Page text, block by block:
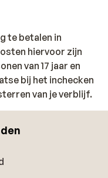
te betalen in
hiervoor zijn
van 17 jaar en
bij het inchecken
van je verblijf.